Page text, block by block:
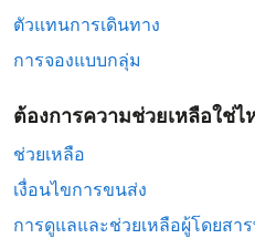
ตัวแทนการเดินทาง
การจองแบบกลุ่ม
ต้องการความช่วยเหลือใช่ไ
ช่วยเหลือ
เงื่อนไขการขนส่ง
การดูแลและช่วยเหลือผู้โดยสา